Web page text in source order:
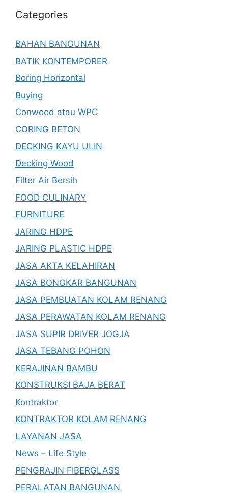
Categories
BAHAN BANGUNAN
BATIK KONTEMPORER
Boring Horizontal
Buying
Conwood atau WPC
CORING BETON
DECKING KAYU ULIN
Decking Wood
Filter Air Bersih
FOOD CULINARY
FURNITURE
JARING HDPE
JARING PLASTIC HDPE
JASA AKTA KELAHIRAN
JASA BONGKAR BANGUNAN
JASA PEMBUATAN KOLAM RENANG
JASA PERAWATAN KOLAM RENANG
JASA SUPIR DRIVER JOGJA
JASA TEBANG POHON
KERAJINAN BAMBU
KONSTRUKSI BAJA BERAT
Kontraktor
KONTRAKTOR KOLAM RENANG
LAYANAN JASA
News – Life Style
PENGRAJIN FIBERGLASS
PERALATAN BANGUNAN